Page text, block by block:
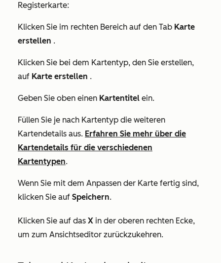
Registerkarte:
Klicken Sie im rechten Bereich auf den Tab Karte
erstellen .
Klicken Sie bei dem Kartentyp, den Sie erstellen,
auf Karte erstellen .
Geben Sie oben einen Kartentitel ein.
Füllen Sie je nach Kartentyp die weiteren
Kartendetails aus. Erfahren Sie mehr über die
Kartendetails für die verschiedenen
Kartentypen.
Wenn Sie mit dem Anpassen der Karte fertig sind,
klicken Sie auf Speichern.
Klicken Sie auf das X in der oberen rechten Ecke,
um zum Ansichtseditor zurückzukehren.